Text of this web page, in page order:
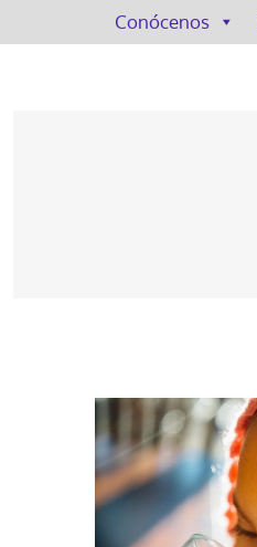
Conócenos